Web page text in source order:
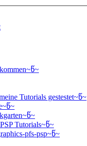
Tutorials gestestet~წ~
Tutorials~წ~
pfs-psp~წ~